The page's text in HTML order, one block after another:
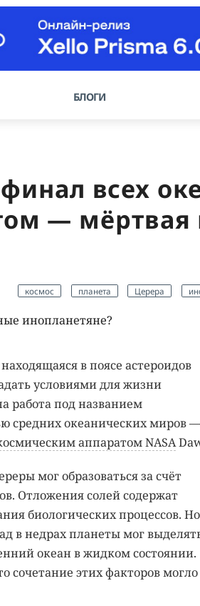
БЛОГИ
всех
— мёртвая
космос планета Церера
инопланетяне?
в поясе астероидов
условиями для жизни
работа под названием
средних океанических миров —
аппаратом NASA
мог образоваться за счёт
Отложения солей содержат
биологических процессов.
в недрах планеты мог
океан в жидком состоянии.
сочетание этих факторов могло